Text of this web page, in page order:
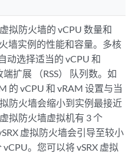
拟防火墙的 vCPU 数量和
墙实例的性能和容量。多核
动选择适当的 vCPU 和
扩展 （RSS） 队列数。如
的 vCPU 和 vRAM 设置与当
防火墙会缩小到实例最接近
拟防火墙虚拟机有 3 个
虚拟防火墙会引导至较小
。您可以将 vSRX 虚拟